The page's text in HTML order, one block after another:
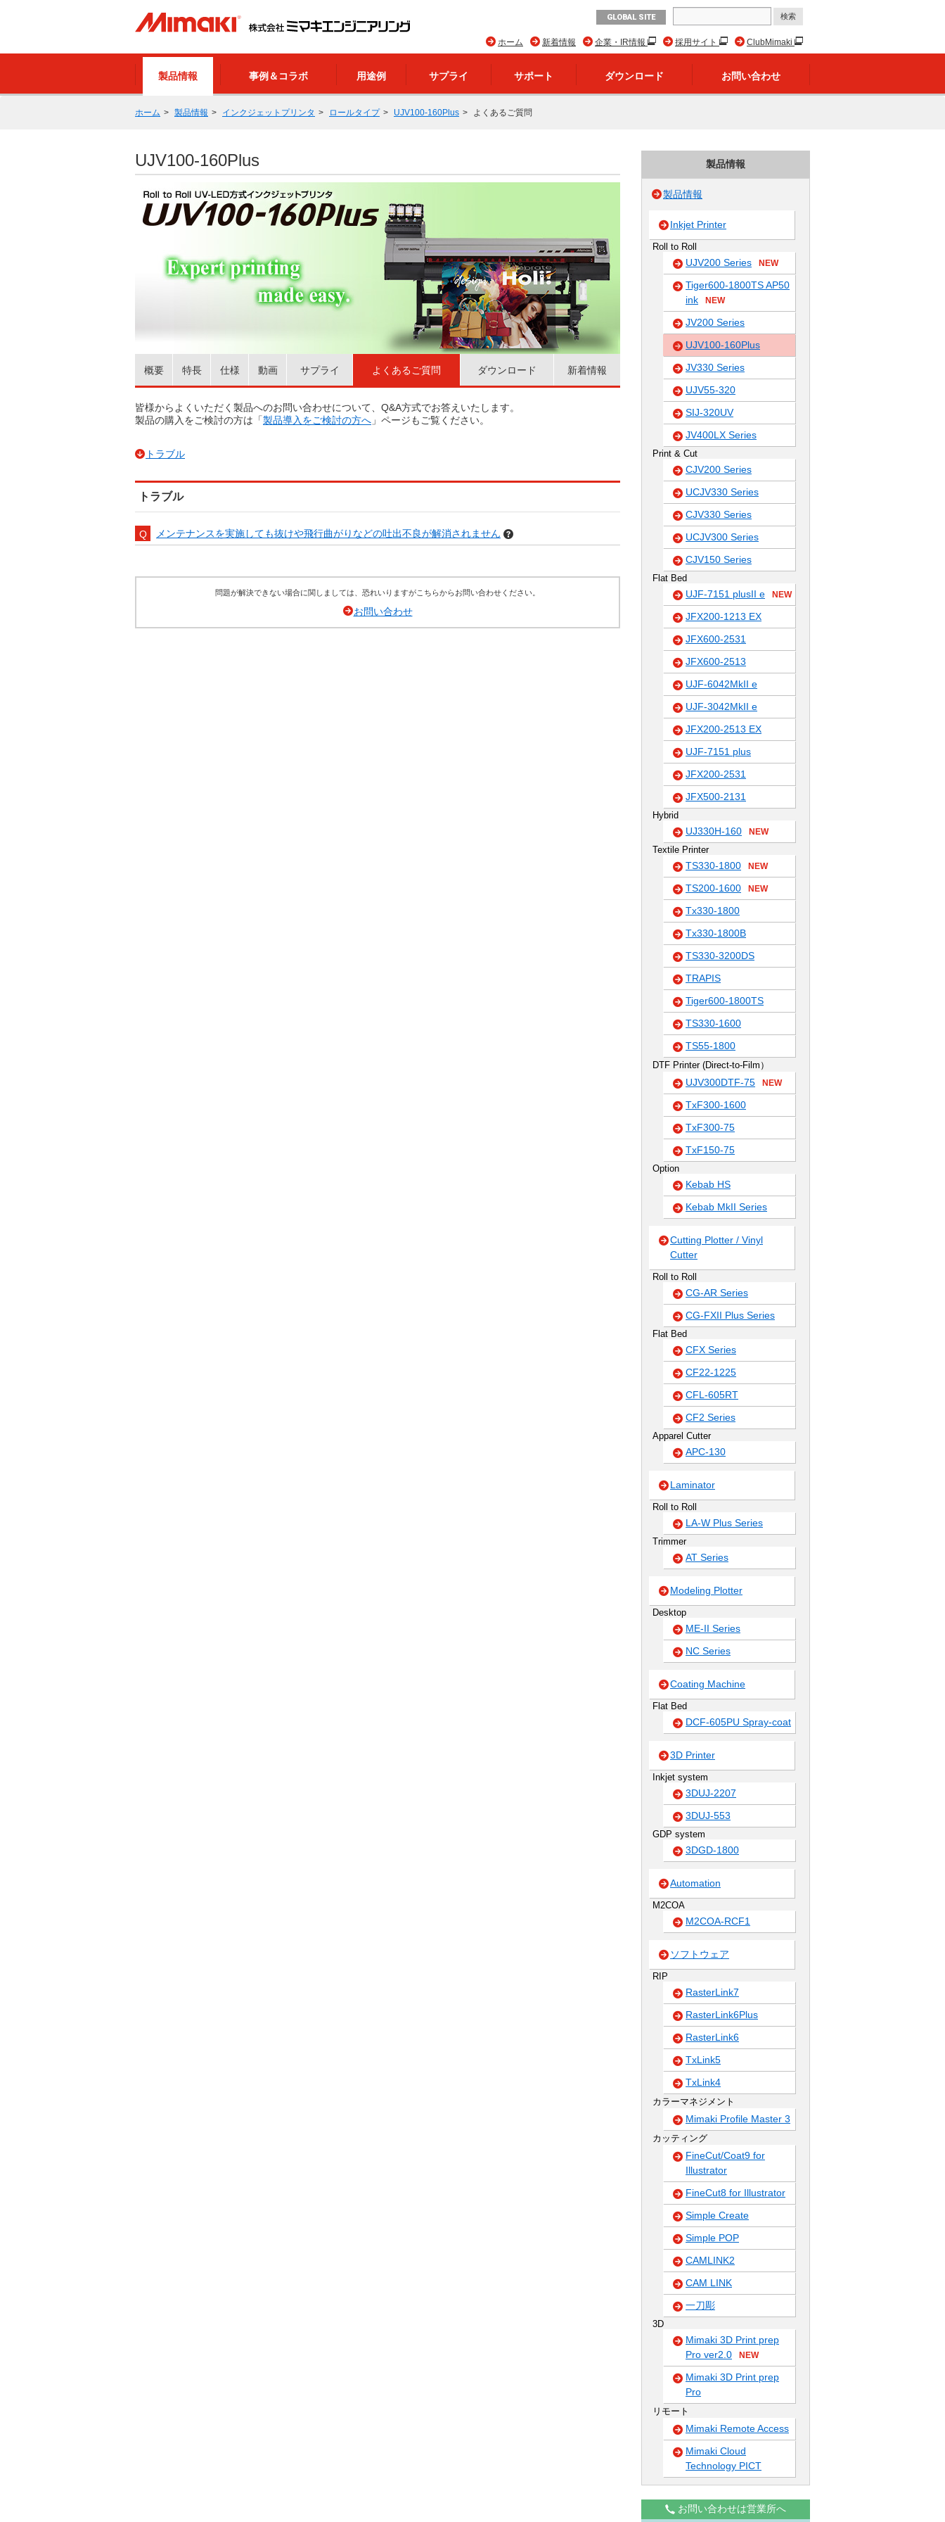
GLOBAL SITE
ClubMimaki
採用サイト
企業・IR情報
新着情報
ホーム
製品情報 事例＆コラボ 用途例 サプライ サポート ダウンロード お問い合わせ
ホーム 製品情報 インクジェットプリンタ ロールタイプ UJV100-160Plus よくあるご質問
UJV100-160Plus
概要 特長 仕様 動画 サプライ よくあるご質問 ダウンロード 新着情報
皆様からよくいただく製品へのお問い合わせについて、Q&A方式でお答えいたします。
製品の購入をご検討の方は「製品導入をご検討の方へ 」ページもご覧ください。
トラブル
トラブル
メンテナンスを実施しても抜けや飛行曲がりなどの吐出不良が解消されません
問題が解決できない場合に関しましては、恐れいりますがこちらからお問い合わせください。
お問い合わせ
製品情報
製品情報
Inkjet Printer
Roll to Roll
UJV200 Series NEW
Tiger600-1800TS AP50
ink
NEW
JV200 Series
UJV100-160Plus
JV330 Series
UJV55-320
SIJ-320UV
JV400LX Series
Print & Cut
CJV200 Series
UCJV330 Series
CJV330 Series
UCJV300 Series
CJV150 Series
Flat Bed
UJF-7151 plusII e NEW
JFX200-1213 EX
JFX600-2531
JFX600-2513
UJF-6042MkII e
UJF-3042MkII e
JFX200-2513 EX
UJF-7151 plus
JFX200-2531
JFX500-2131
Hybrid
UJ330H-160 NEW
Textile Printer
TS330-1800 NEW
TS200-1600 NEW
Tx330-1800
Tx330-1800B
TS330-3200DS
TRAPIS
Tiger600-1800TS
TS330-1600
TS55-1800
DTF Printer (Direct-to-Film）
UJV300DTF-75 NEW
TxF300-1600
TxF300-75
TxF150-75
Option
Kebab HS
Kebab MkII Series
Cutting Plotter / Vinyl
Cutter
Roll to Roll
CG-AR Series
CG-FXII Plus Series
Flat Bed
CFX Series
CF22-1225
CFL-605RT
CF2 Series
Apparel Cutter
APC-130
Laminator
Roll to Roll
LA-W Plus Series
Trimmer
AT Series
Modeling Plotter
Desktop
ME-II Series
NC Series
Coating Machine
Flat Bed
DCF-605PU Spray-coat
3D Printer
Inkjet system
3DUJ-2207
3DUJ-553
GDP system
3DGD-1800
Automation
M2COA
M2COA-RCF1
ソフトウェア
RIP
RasterLink7
RasterLink6Plus
RasterLink6
TxLink5
TxLink4
カラーマネジメント
Mimaki Profile Master 3
カッティング
FineCut/Coat9 for
Illustrator
FineCut8 for Illustrator
Simple Create
Simple POP
CAMLINK2
CAM LINK
一刀彫
3D
Mimaki 3D Print prep
Pro ver2.0
NEW
Mimaki 3D Print prep
Pro
リモート
Mimaki Remote Access
Mimaki Cloud
Technology PICT
お問い合わせは営業所へ